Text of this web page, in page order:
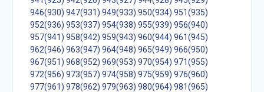
946(930) 947(931) 949(933) 950(934) 951(935)
952(936) 953(937) 954(938) 955(939) 956(940)
957(941) 958(942) 959(943) 960(944) 961(945)
962(946) 963(947) 964(948) 965(949) 966(950)
967(951) 968(952) 969(953) 970(954) 971(955)
972(956) 973(957) 974(958) 975(959) 976(960)
977(961) 978(962) 979(963) 980(964) 981(965)